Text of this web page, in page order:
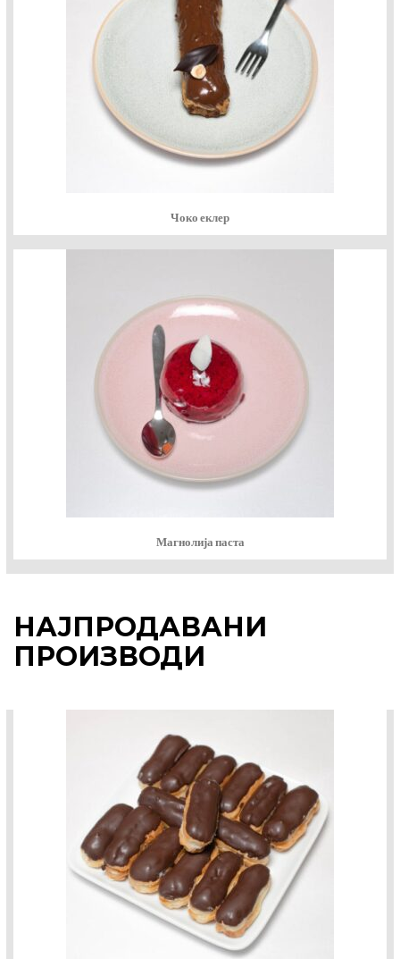
Чоко еклер
Магнолија паста
НАЈПРОДАВАНИ
ПРОИЗВОДИ